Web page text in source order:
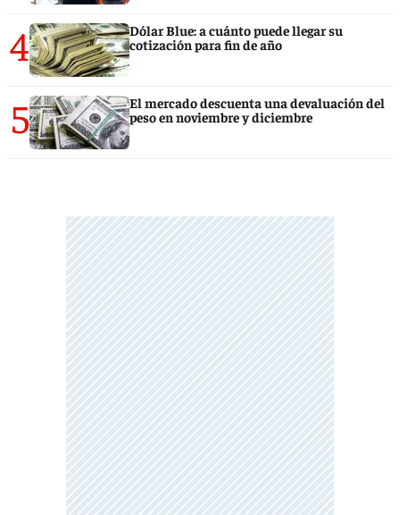
4
Dólar Blue: a cuánto puede llegar su
cotización para fin de año
5
El mercado descuenta una devaluación del
peso en noviembre y diciembre